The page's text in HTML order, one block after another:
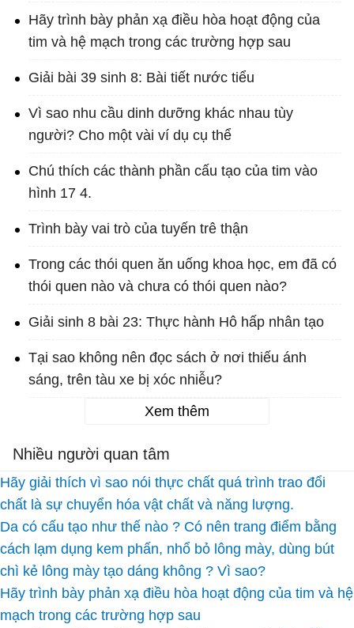
Hãy trình bày phản xạ điều hòa hoạt động của
tim và hệ mạch trong các trường hợp sau
Giải bài 39 sinh 8: Bài tiết nước tiểu
Vì sao nhu cầu dinh dưỡng khác nhau tùy
người? Cho một vài ví dụ cụ thể
Chú thích các thành phần cấu tạo của tim vào
hình 17 4.
Trình bày vai trò của tuyến trê thận
Trong các thói quen ăn uống khoa học, em đã có
thói quen nào và chưa có thói quen nào?
Giải sinh 8 bài 23: Thực hành Hô hấp nhân tạo
Tại sao không nên đọc sách ở nơi thiếu ánh
sáng, trên tàu xe bị xóc nhiễu?
Xem thêm
Nhiều người quan tâm
Hãy giải thích vì sao nói thực chất quá trình trao đổi
chất là sự chuyển hóa vật chất và năng lượng.
Da có cấu tạo như thế nào ? Có nên trang điểm bằng
cách lạm dụng kem phấn, nhổ bỏ lông mày, dùng bút
chì kẻ lông mày tạo dáng không ? Vì sao?
Hãy trình bày phản xạ điều hòa hoạt động của tim và hệ
mạch trong các trường hợp sau